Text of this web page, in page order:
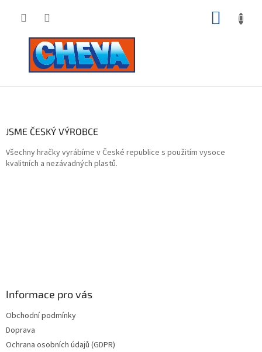
JSME ČESKÝ VÝROBCE
Všechny hračky vyrábíme v České republice s použitím vysoce
kvalitních a nezávadných plastů.
Informace pro vás
Obchodní podmínky
Doprava
Ochrana osobních údajů (GDPR)